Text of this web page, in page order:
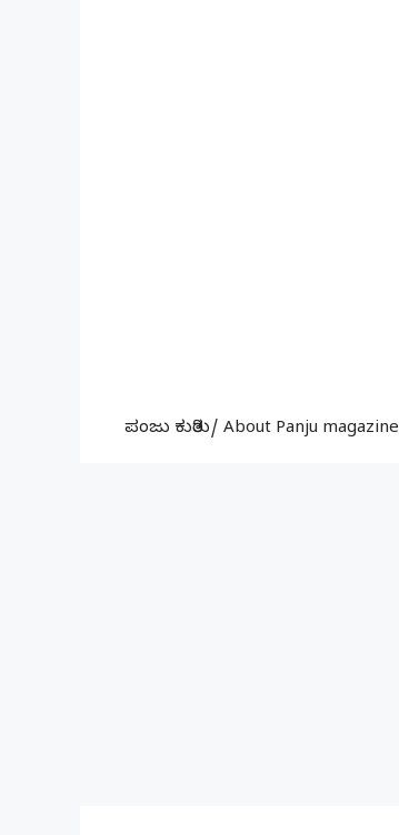
ಪಂಜು ಕುರಿತು/ About Panju magazine